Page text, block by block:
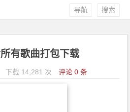
搜索
导航
有歌曲打包下载
下载 14,281 次 评论 0 条